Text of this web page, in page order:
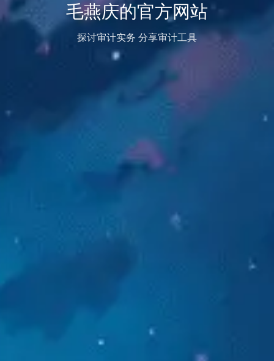
毛燕庆的官方网站
探讨审计实务 分享审计工具